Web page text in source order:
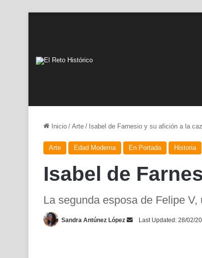
Inicio / Arte / Isabel de Farnesio y su afición a la
Arte Edad Moderna En Portada Historia
Isabel de
La segunda esposa de Felipe
Sandra Antúnez López
SendLast Updated: 28/02/